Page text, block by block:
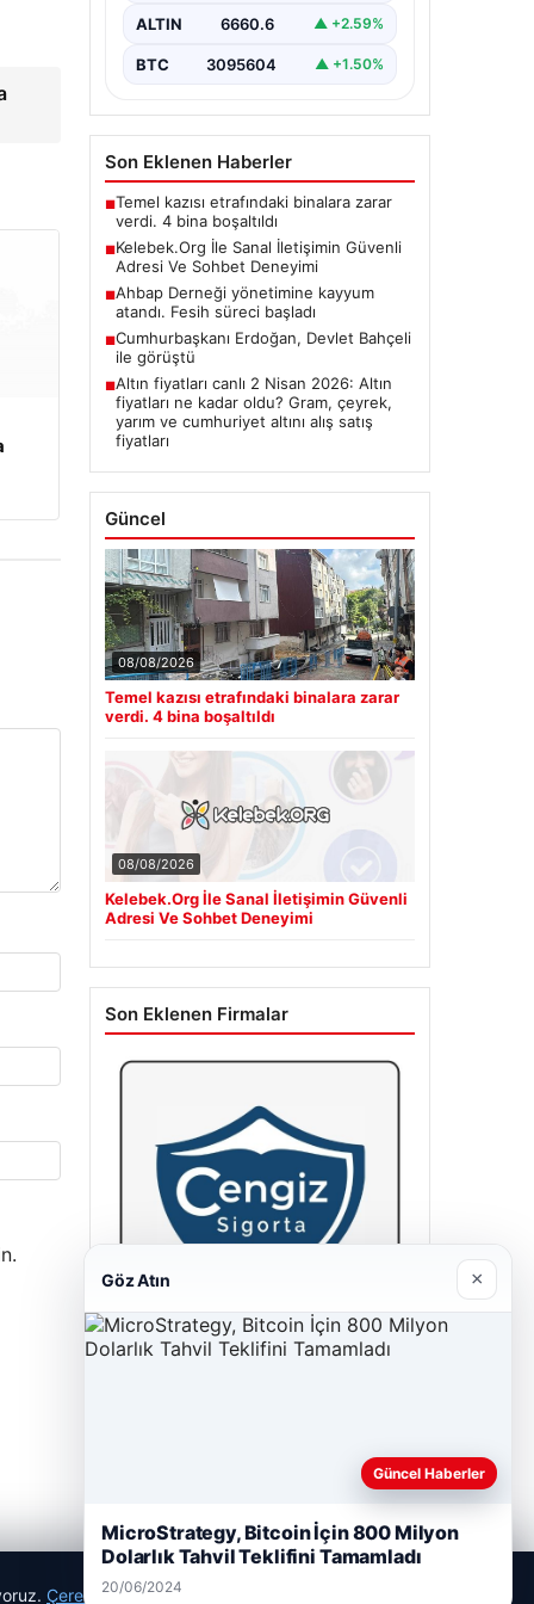
ALTIN 6660.6 ▲ +2.59%
BTC 3095604 ▲ +1.50%
Son Eklenen Haberler
■Temel kazısı etrafındaki binalara zarar
verdi. 4 bina boşaltıldı
■Kelebek.Org İle Sanal İletişimin Güvenli
Adresi Ve Sohbet Deneyimi
■Ahbap Derneği yönetimine kayyum
atandı. Fesih süreci başladı
■Cumhurbaşkanı Erdoğan, Devlet Bahçeli
ile görüştü
■Altın fiyatları canlı 2 Nisan 2026: Altın
fiyatları ne kadar oldu? Gram, çeyrek,
yarım ve cumhuriyet altını alış satış
fiyatları
Güncel
08/08/2026
Temel kazısı etrafındaki binalara zarar
verdi. 4 bina boşaltıldı
08/08/2026
Kelebek.Org İle Sanal İletişimin Güvenli
Adresi Ve Sohbet Deneyimi
Son Eklenen Firmalar
Çerez Politikamız
Göz Atın ×
Güncel Haberler
MicroStrategy, Bitcoin İçin 800 Milyon
Dolarlık Tahvil Teklifini Tamamladı
20/06/2024